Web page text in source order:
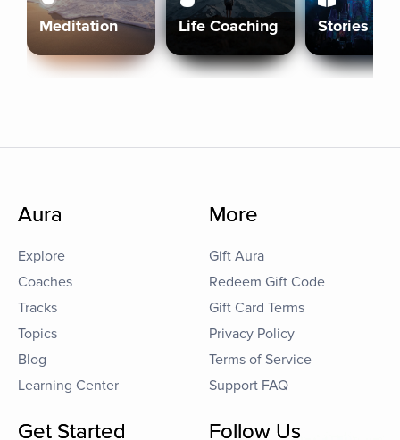
Meditation Life Coaching Stories
Aura
Explore
Coaches
Tracks
Topics
Blog
Learning Center
More
Gift Aura
Redeem Gift Code
Gift Card Terms
Privacy Policy
Terms of Service
Support FAQ
Get Started Follow Us